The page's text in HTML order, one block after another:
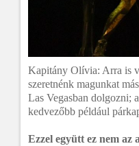
Kapitány Olívia: Arra is
szeretnénk magunkat
Las Vegasban dolgozni;
kedvezőbb például
Ezzel együtt ez nem az